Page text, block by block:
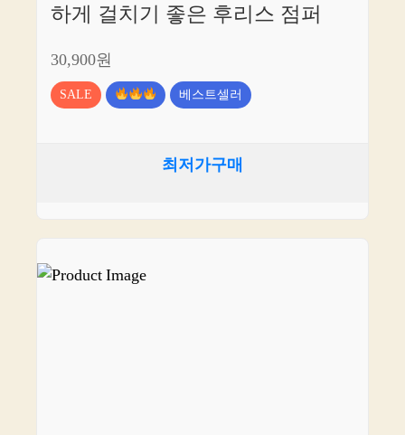
하게 걸치기 좋은 후리스 점퍼
30,900원
SALE 베스트셀러
최저가구매